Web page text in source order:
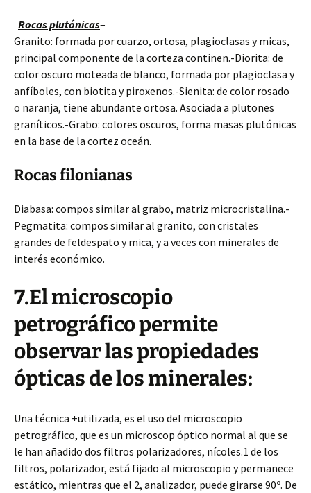
Rocas plutónicas–
Granito: formada por cuarzo, ortosa, plagioclasas y micas,
principal componente de la corteza continen.-Diorita: de
color oscuro moteada de blanco, formada por plagioclasa y
anfíboles, con biotita y piroxenos.-Sienita: de color rosado
o naranja, tiene abundante ortosa. Asociada a plutones
graníticos.-Grabo: colores oscuros, forma masas plutónicas
en la base de la cortez oceán.
Rocas filonianas
Diabasa: compos similar al grabo, matriz microcristalina.-
Pegmatita: compos similar al granito, con cristales
grandes de feldespato y mica, y a veces con minerales de
interés económico.
7.El microscopio
petrográfico permite
observar las propiedades
ópticas de los minerales:
Una técnica +utilizada, es el uso del microscopio
petrográfico, que es un microscop óptico normal al que se
le han añadido dos filtros polarizadores, nícoles.1 de los
filtros, polarizador, está fijado al microscopio y permanece
estático, mientras que el 2, analizador, puede girarse 90º. De